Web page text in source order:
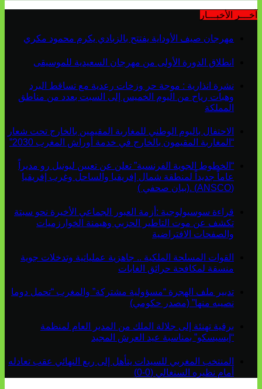
آخـــر الأخبـــار
مهرجان صيف الأوداية يفتتح بالزبادي يكرم محمود مكري
انطلاق الدورة الأولى من مهرجان السعيدية للموسيقى
نشرة انذارية : موجة حر وزخات رعدية مع تساقط البرد
وهبات رياح من اليوم الخميس إلى السبت بعدد من مناطق
المملكة
الاحتفال باليوم الوطني للمغاربة المقيمين بالخارج تحت شعار
“المغاربة المقيمون بالخارج في خدمة أوراش المغرب 2030”
“الخطوط الجوية الفرنسية” تعلن عن تعيين ليونيل رو مديراً
عاماً جديداً لمنطقة شمال إفريقيا والساحل وغرب إفريقيا
(ANSCO) .(بيان صحفي )
قراءة سوسيولوجية :أزمة العبور الجماعي الأخيرة نحو سبتة
تكشف عن موت التاطير الحزبي وهيمنة الخوارزميات
والصفحات الافتراضية
القوات المسلحة الملكية .. جاهزية عملياتية وتدخلات جوية
منسقة لمكافحة حرائق الغابات
تدبير ملف الهجرة “مسؤولية مشتركة” والمغرب “تحمل دوما
نصيبه منها” (مصدر حكومي)
برقية تهنئة إلى جلالة الملك من المدير العام لمنظمة
“إيسيسكو” بمناسبة عيد العرش المجيد
المنتخب المغربي للسيدات يتأهل إلى ربع النهائي عقب تعادله
أمام نظيره السنغالي (0-0)